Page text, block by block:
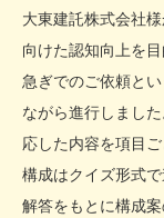
大東建託株式会社
向けた認知向上を
急ぎでのご依頼と
ながら進行しまし
応した内容を項目
構成はクイズ形式
解答をもとに構成